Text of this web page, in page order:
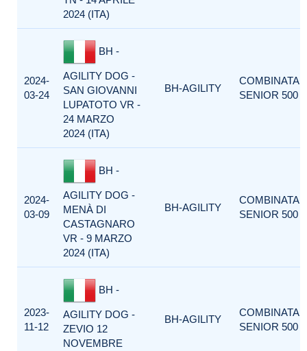
2024 (ITA)
2024-
03-24
BH -
AGILITY DOG -
SAN GIOVANNI
LUPATOTO VR -
24 MARZO
2024 (ITA)
BH-AGILITY
COMBINATA
SENIOR 500
2024-
03-09
BH -
AGILITY DOG -
MENÀ DI
CASTAGNARO
VR - 9 MARZO
2024 (ITA)
BH-AGILITY
COMBINATA
SENIOR 500
2023-
11-12
BH -
AGILITY DOG -
ZEVIO 12
NOVEMBRE
BH-AGILITY
COMBINATA
SENIOR 500